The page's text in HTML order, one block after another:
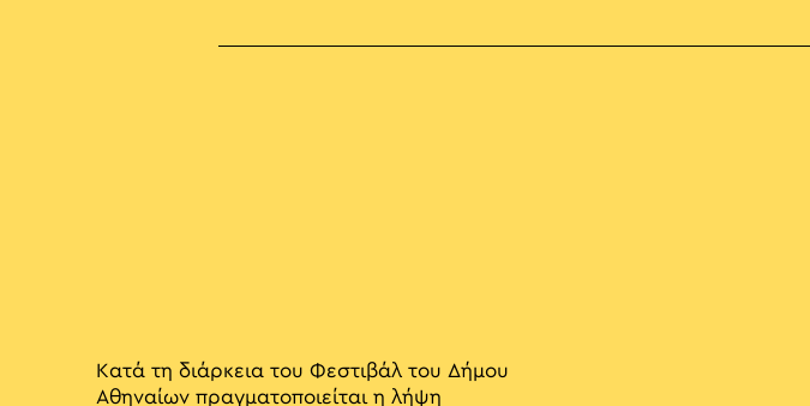
Κατά τη διάρκεια του Φεστιβάλ του Δήμου
Αθηναίων πραγματοποιείται η λήψη